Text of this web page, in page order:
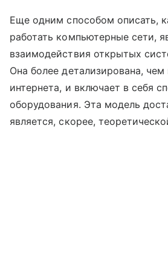
Еще одним способом описать,
работать компьютерные сети,
взаимодействия открытых
Она более детализирована,
интернета, и включает в себя
оборудования. Эта модель
является, скорее,